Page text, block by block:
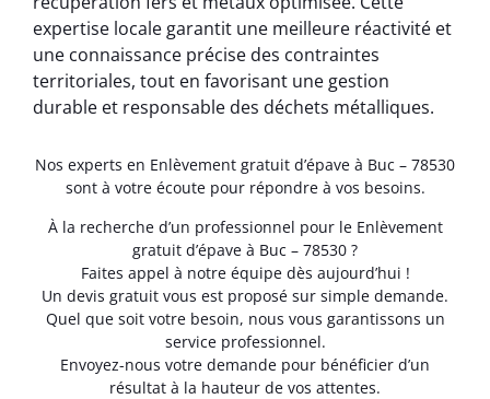
expertise locale garantit une meilleure réactivité et
une connaissance précise des contraintes
territoriales, tout en favorisant une gestion
durable et responsable des déchets métalliques.
Nos experts en Enlèvement gratuit d’épave à Buc – 78530
sont à votre écoute pour répondre à vos besoins.
À la recherche d’un professionnel pour le Enlèvement
gratuit d’épave à Buc – 78530 ?
Faites appel à notre équipe dès aujourd’hui !
Un devis gratuit vous est proposé sur simple demande.
Quel que soit votre besoin, nous vous garantissons un
service professionnel.
Envoyez-nous votre demande pour bénéficier d’un
résultat à la hauteur de vos attentes.